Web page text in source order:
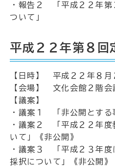
・報告２ 「平成２２年第
ついて」
平成２２年第８回
【日時】 平成２２年８
【会場】 文化会館２階会
【議案】
・議案１ 「非公開とする
・議案２ 「平成２２年度
いて」《非公開》
・議案３ 「平成２３年度
採択について」《非公開》